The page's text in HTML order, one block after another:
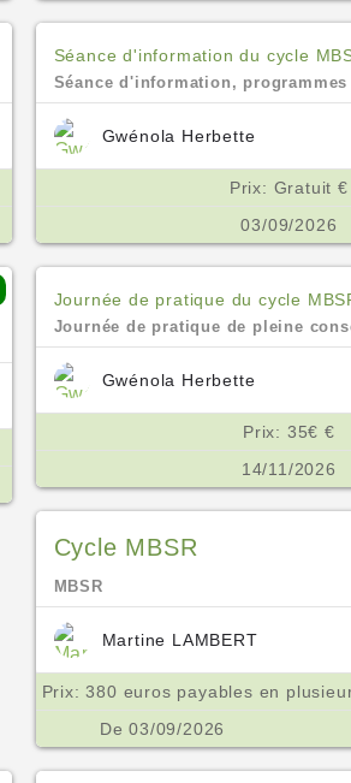
Séance d'information du cycle
Séance d'information,
Gwénola Herbette
Prix: Gratuit €
03/09/2026
Journée de pratique du cycle
Journée de pratique de pleine
Gwénola Herbette
Prix: 35€ €
14/11/2026
Cycle MBSR
MBSR
Martine LAMBERT
De 03/09/2026